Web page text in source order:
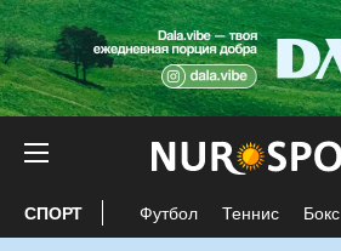
СПОРТ Футбол Теннис Бокс